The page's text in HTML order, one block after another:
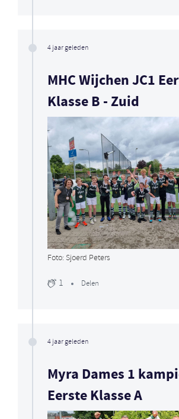
4 jaar geleden
MHC Wijchen JC1
Klasse B - Zuid
Foto: Sjoerd Peters
1 Delen
4 jaar geleden
Myra Dames 1
Eerste Klasse A